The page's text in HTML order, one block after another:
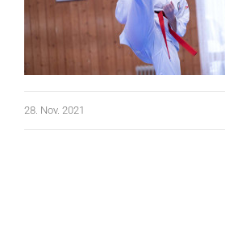
28. Nov. 2021